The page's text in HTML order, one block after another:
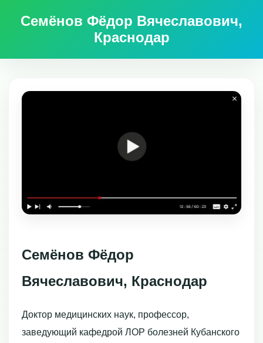
Семёнов Фёдор Вячеславович,
Краснодар
Семёнов Фёдор
Вячеславович, Краснодар
Доктор медицинских наук, профессор,
заведующий кафедрой ЛОР болезней Кубанского